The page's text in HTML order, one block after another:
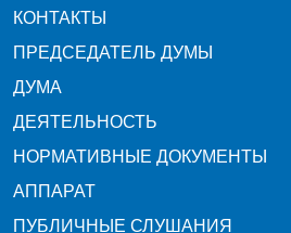
КОНТАКТЫ
ПРЕДСЕДАТЕЛЬ ДУМЫ
ДУМА
ДЕЯТЕЛЬНОСТЬ
НОРМАТИВНЫЕ ДОКУМЕНТЫ
АППАРАТ
ПУБЛИЧНЫЕ СЛУШАНИЯ